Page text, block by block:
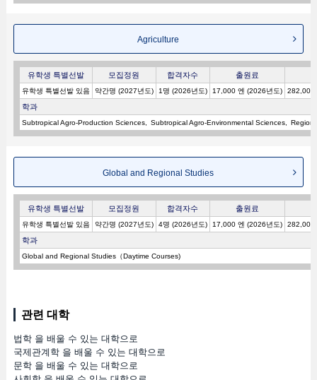
Agriculture
유학생 특별선발 모집정원 합격자수 출원료
유학생 특별선발 있음 약간명 (2027년도) 1명 (2026년도) 17,000 엔 (2026년도) 282,000
학과
Subtropical Agro-Production Sciences Subtropical Agro-Environmental Sciences
Global and Regional Studies
유학생 특별선발 모집정원 합격자수 출원료
유학생 특별선발 있음 약간명 (2027년도) 4명 (2026년도) 17,000 엔 (2026년도) 282,000
학과
Global and Regional Studies（Daytime Courses)
관련 대학
법학 을 배울 수 있는 대학으로
국제관계학 을 배울 수 있는 대학으로
문학 을 배울 수 있는 대학으로